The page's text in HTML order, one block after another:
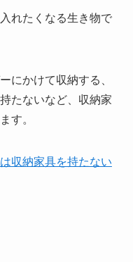
れたくなる生き物で
にかけて収納する、
たないなど、収納家
す。
収納家具を持たない